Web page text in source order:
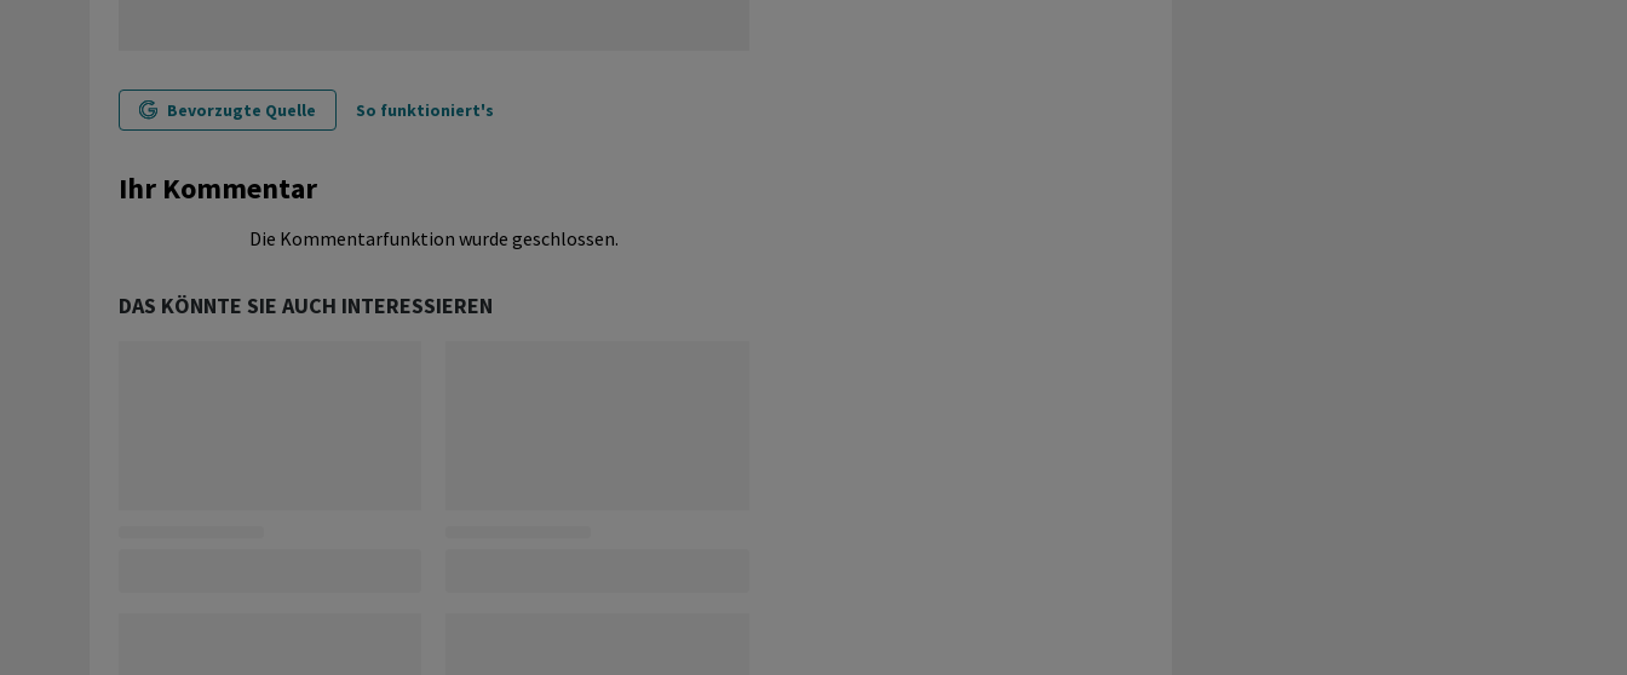
Bevorzugte Quelle So funktioniert's
Ihr Kommentar
Die Kommentarfunktion wurde geschlossen.
DAS KÖNNTE SIE AUCH INTERESSIEREN